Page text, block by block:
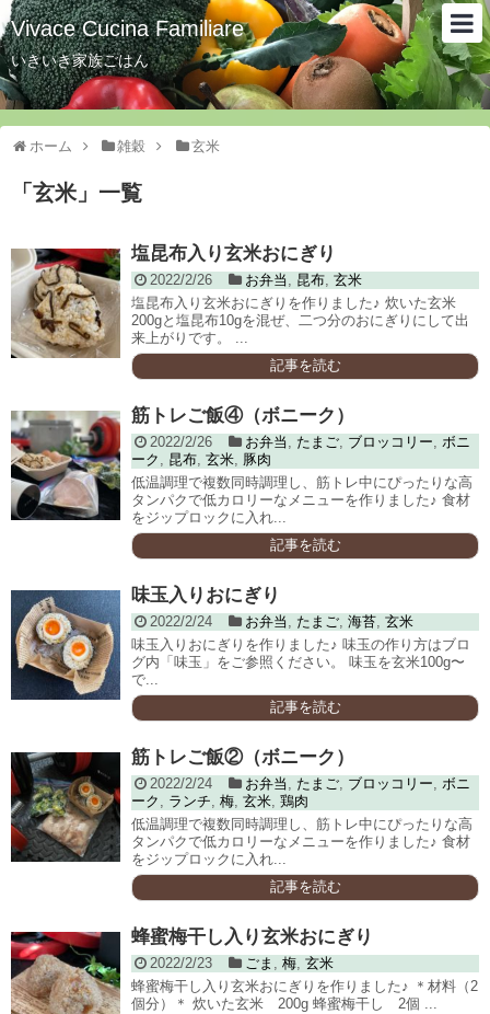
Vivace Cucina Familiare
いきいき家族ごはん
ホーム 雑穀 玄米
「 玄米」 一覧
塩昆布入り玄米おにぎり
2022/2/26 お弁当 , 昆布, 玄米
塩昆布入り玄米おにぎりを作りました♪ 炊いた玄米
200gと塩昆布10gを混ぜ、二つ分のおにぎりにして出
来上がりです。 ...
記事を読む
筋トレご飯④（ボニーク）
2022/2/26 お弁当 , たまご, ブロッコリー, ボニ
ーク , 昆布, 玄米, 豚肉
低温調理で複数同時調理し、筋トレ中にぴったりな高
タンパクで低カロリーなメニューを作りました♪ 食材
をジップロックに入れ...
記事を読む
味玉入りおにぎり
2022/2/24 お弁当 , たまご, 海苔, 玄米
味玉入りおにぎりを作りました♪ 味玉の作り方はブロ
グ内「味玉」をご参照ください。 味玉を玄米100g〜
で...
記事を読む
筋トレご飯②（ボニーク）
2022/2/24 お弁当 , たまご, ブロッコリー, ボニ
ーク , ランチ, 梅, 玄米, 鶏肉
低温調理で複数同時調理し、筋トレ中にぴったりな高
タンパクで低カロリーなメニューを作りました♪ 食材
をジップロックに入れ...
記事を読む
蜂蜜梅干し入り玄米おにぎり
2022/2/23 ごま , 梅, 玄米
蜂蜜梅干し入り玄米おにぎりを作りました♪ ＊材料（2
個分）＊ 炊いた玄米 200g 蜂蜜梅干し 2個 ...